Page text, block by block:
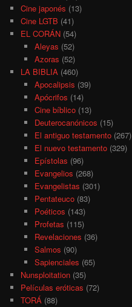
Cine japonés (13)
Cine LGTB (41)
EL CORÁN (54)
Aleyas (52)
Azoras (52)
LA BIBLIA (460)
Apocalipsis (39)
Apócrifos (14)
Cine bíblico(13)
Deuterocanónicos (15)
El antiguo testamento(267)
El nuevo testamento(329)
Epístolas (96)
Evangelios (268)
Evangelistas (301)
Pentateuco(83)
Poéticos (143)
Profetas (115)
Revelaciones (36)
Salmos (90)
Sapienciales (65)
Nunsploitation (35)
Películas eróticas (72)
TORÁ (88)